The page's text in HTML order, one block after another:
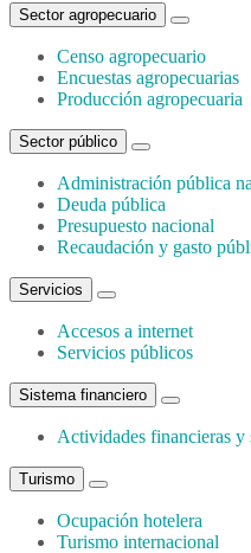
Sector agropecuario
Censo agropecuario
Encuestas agropecuarias
Producción agropecuaria
Sector público
Administración pública
Deuda pública
Presupuesto nacional
Recaudación y gasto
Servicios
Accesos a internet
Servicios públicos
Sistema financiero
Actividades financieras y
Turismo
Ocupación hotelera
Turismo internacional